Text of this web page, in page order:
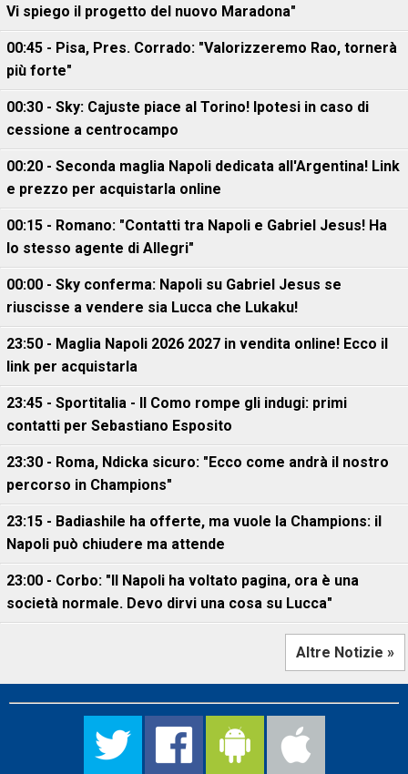
Vi spiego il progetto del nuovo Maradona"
00:45 - Pisa, Pres. Corrado: "Valorizzeremo Rao, tornerà
più forte"
00:30 - Sky: Cajuste piace al Torino! Ipotesi in caso di
cessione a centrocampo
00:20 - Seconda maglia Napoli dedicata all'Argentina! Link
e prezzo per acquistarla online
00:15 - Romano: "Contatti tra Napoli e Gabriel Jesus! Ha
lo stesso agente di Allegri"
00:00 - Sky conferma: Napoli su Gabriel Jesus se
riuscisse a vendere sia Lucca che Lukaku!
23:50 - Maglia Napoli 2026 2027 in vendita online! Ecco il
link per acquistarla
23:45 - Sportitalia - Il Como rompe gli indugi: primi
contatti per Sebastiano Esposito
23:30 - Roma, Ndicka sicuro: "Ecco come andrà il nostro
percorso in Champions"
23:15 - Badiashile ha offerte, ma vuole la Champions: il
Napoli può chiudere ma attende
23:00 - Corbo: "Il Napoli ha voltato pagina, ora è una
società normale. Devo dirvi una cosa su Lucca"
Altre Notizie »